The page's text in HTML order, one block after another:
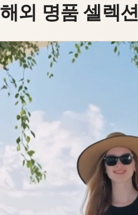
해외 명품 셀렉션